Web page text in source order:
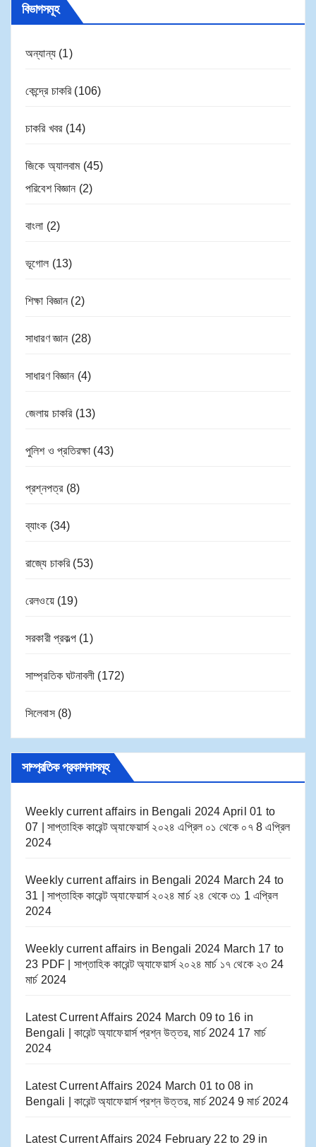
বিভাগসমূহ
অন্যান্য (1)
কেন্দ্রে চাকরি(106)
চাকরি খবর(14)
জিকে অ্যালবাম(45)
পরিবেশ বিজ্ঞান (2)
বাংলা (2)
ভূগোল (13)
শিক্ষা বিজ্ঞান (2)
সাধারণ জ্ঞান (28)
সাধারণ বিজ্ঞান (4)
জেলায় চাকরি(13)
পুলিশ ও প্রতিরক্ষা (43)
প্রশ্নপত্র(8)
ব্যাংক (34)
রাজ্যে চাকরি(53)
রেলওয়ে(19)
সরকারী প্রকল্প (1)
সাম্প্রতিক ঘটনাবলী (172)
সিলেবাস(8)
সাম্প্রতিক প্রকাশনাসমূহ
Weekly current affairs in Bengali 2024 April 01 to
07 | সাপ্তাহিক কারেন্ট অ্যাফেয়ার্স ২০২৪ এপ্রিল ০১ থেকে ০৭ 8 এপ্রিল
2024
Weekly current affairs in Bengali 2024 March 24 to
31 | সাপ্তাহিক কারেন্ট অ্যাফেয়ার্স ২০২৪ মার্চ ২৪ থেকে ৩১ 1 এপ্রিল
2024
Weekly current affairs in Bengali 2024 March 17 to
23 PDF | সাপ্তাহিক কারেন্ট অ্যাফেয়ার্স ২০২৪ মার্চ ১৭ থেকে ২৩ 24
মার্চ 2024
Latest Current Affairs 2024 March 09 to 16​ in
Bengali | কারেন্ট অ্যাফেয়ার্স প্রশ্ন উত্তর, মার্চ 2024 17 মার্চ
2024
Latest Current Affairs 2024 March 01 to 08​ in
Bengali | কারেন্ট অ্যাফেয়ার্স প্রশ্ন উত্তর, মার্চ 2024 9 মার্চ 2024
Latest Current Affairs 2024 February 22 to 29​ in